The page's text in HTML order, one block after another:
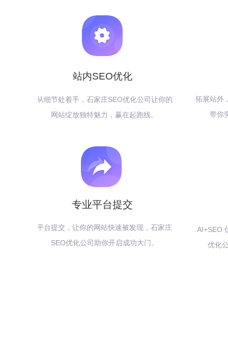
站内SEO优化
从细节处着手，石家庄SEO优化公司让你的
网站绽放独特魅力，赢在起跑线。
拓展站外
带你
专业平台提交
平台提交，让你的网站快速被发现，石家庄
SEO优化公司助你开启成功大门。
AI+SEO
优化